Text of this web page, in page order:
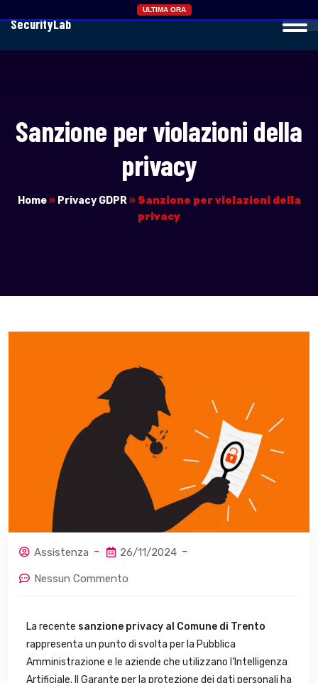
ULTIMA ORA
SecurityLab
Sanzione per violazioni della
privacy
Home» Privacy GDPR» Sanzione per violazioni della
privacy
Assistenza 26/11/2024
Nessun Commento
La recente sanzione privacy al Comune di Trento
rappresenta un punto di svolta per la Pubblica
Amministrazione e le aziende che utilizzano l’Intelligenza
Artificiale. Il Garante per la protezione dei dati personali ha